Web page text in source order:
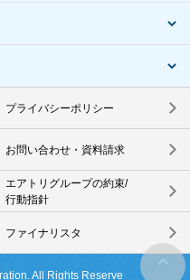
プライバシーポリシー
お問い合わせ・資料請求
エアトリグループの約束/
行動指針
ファイナリスタ
All Rights Reserve